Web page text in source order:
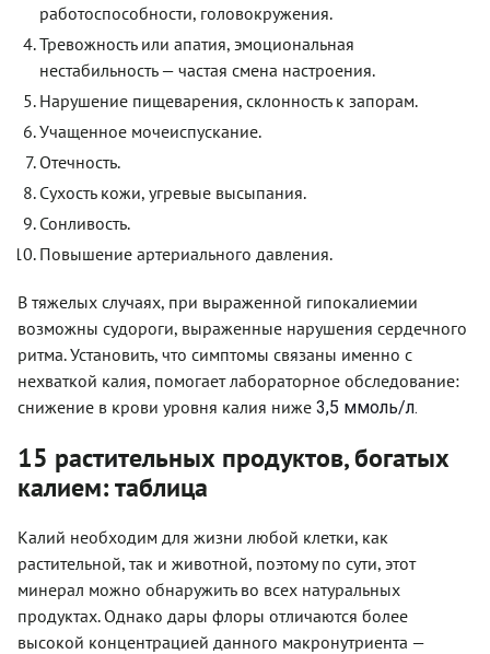
работоспособности, головокружения.
Тревожность или апатия, эмоциональная
нестабильность — частая смена настроения.
Нарушение пищеварения, склонность к запорам.
Учащенное мочеиспускание.
Отечность.
Сухость кожи, угревые высыпания.
Сонливость.
Повышение артериального давления.
В тяжелых случаях, при выраженной гипокалиемии
возможны судороги, выраженные нарушения сердечного
ритма. Установить, что симптомы связаны именно с
нехваткой калия, помогает лабораторное обследование:
снижение в крови уровня калия ниже 3,5 ммоль/л.
15 растительных продуктов, богатых
калием: таблица
Калий необходим для жизни любой клетки, как
растительной, так и животной, поэтому по сути, этот
минерал можно обнаружить во всех натуральных
продуктах. Однако дары флоры отличаются более
высокой концентрацией данного макронутриента —